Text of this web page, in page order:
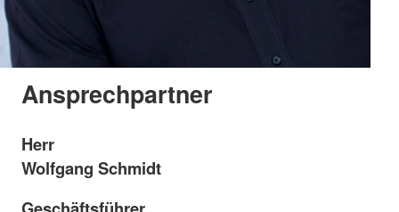
Ansprechpartner
Herr
Wolfgang Schmidt